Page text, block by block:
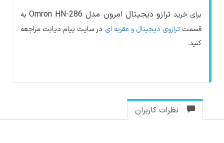
برای خرید ترازو دیجیتال امرون مدل Omron HN-286
به
قسمتترازوی دیجیتال و عقربه ای در سایت پیام دیابت مراجعه
کنید.
نظرات کاربران